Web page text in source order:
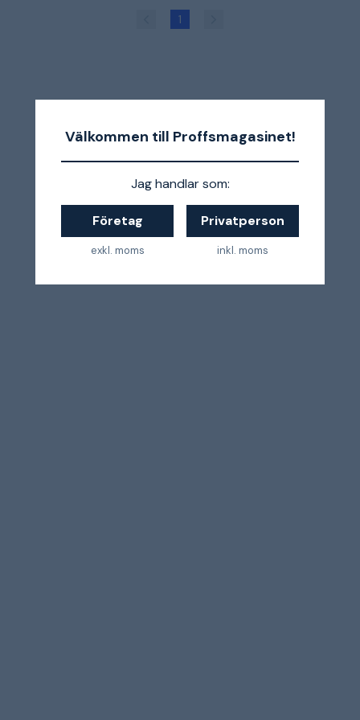
Välkommen till Proffsmagasinet!
Jag handlar som:
Företag
exkl. moms
Privatperson
inkl. moms
1